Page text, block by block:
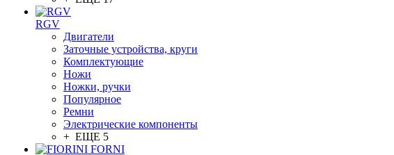
RGV
Двигатели
Заточные устройства, круги
Комплектующие
Ножи
Ножки, ручки
Популярное
Ремни
Электрические компоненты
+ ЕЩЕ 5